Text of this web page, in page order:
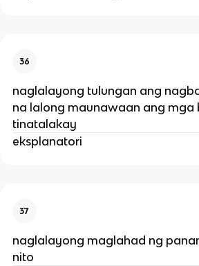
36
naglalayong tulungan ang
na lalong maunawaan ang mga
tinatalakay
eksplanatori
37
naglalayong maglahad ng
nito